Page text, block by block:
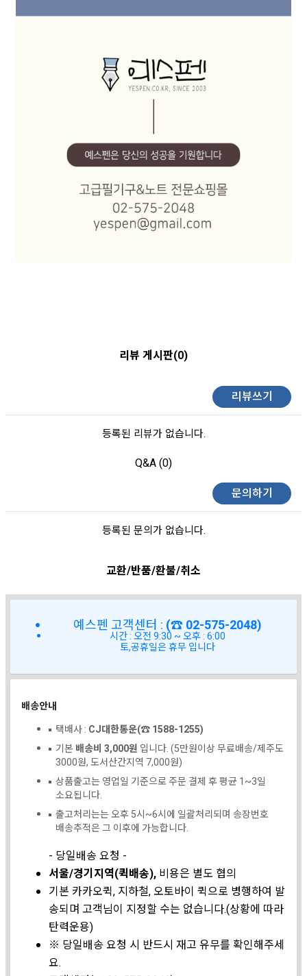
리뷰 게시판(0)
리뷰쓰기
등록된 리뷰가 없습니다.
Q&A (0)
문의하기
등록된 문의가 없습니다.
교환/반품/환불/취소
예스펜 고객센터 : (☎ 02-575-2048)
시간 : 오전 9:30 ~ 오후 : 6:00
토,공휴일은 휴무 입니다
배송안내
택배사 : CJ대한통운(☎ 1588-1255)
기본 배송비 3,000원 입니다. (5만원이상 무료배송/제주도
3000원, 도서산간지역 7,000원)
상품출고는 영업일 기준으로 주문 결제 후 평균 1~3일
소요됩니다.
출고처리는는 오후 5시~6시에 일괄처리되며 송장번호
배송추적은 그 이후에 가능합니다.
- 당일배송 요청 -
서울/경기지역(퀵배송), 비용은 별도 협의
기본 카카오퀵, 지하철, 오토바이 퀵으로 병행하여 발
송되며 고객님이 지정할 수는 없습니다.(상황에 따라
탄력운용)
※ 당일배송 요청 시 반드시 재고 유무를 확인해주세
요.